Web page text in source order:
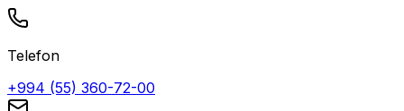
Telefon
+994 (55) 360-72-00